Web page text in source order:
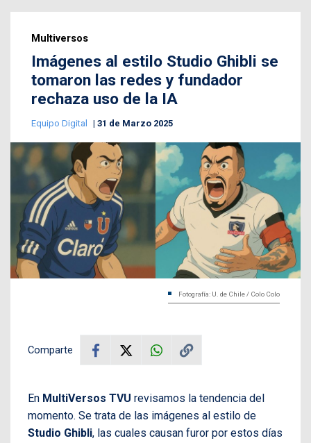
Multiversos
Imágenes al estilo Studio Ghibli se
tomaron las redes y fundador
rechaza uso de la IA
Equipo Digital 31 de Marzo 2025
Fotografía: U. de Chile / Colo Colo
Comparte
En MultiVersos TVU revisamos la tendencia del
momento. Se trata de las imágenes al estilo de
Studio Ghibli, las cuales causan furor por estos días